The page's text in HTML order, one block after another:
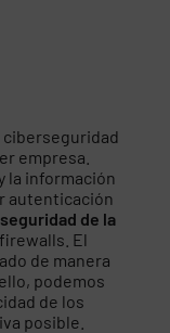
ciberseguridad
empresa.
la información
autenticación
seguridad de la
El
de manera
podemos
de los
posible.